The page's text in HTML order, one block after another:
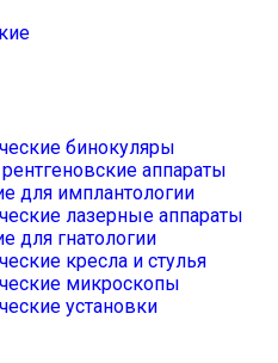
бинокуляры
аппараты
для имплантологии
лазерные аппараты
для гнатологии
кресла и стулья
микроскопы
установки